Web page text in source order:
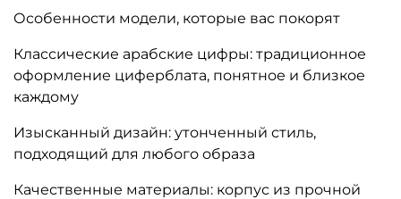
Особенности модели, которые вас покорят
Классические арабские цифры: традиционное
оформление циферблата, понятное и близкое
каждому
Изысканный дизайн: утонченный стиль,
подходящий для любого образа
Качественные материалы: корпус из прочной